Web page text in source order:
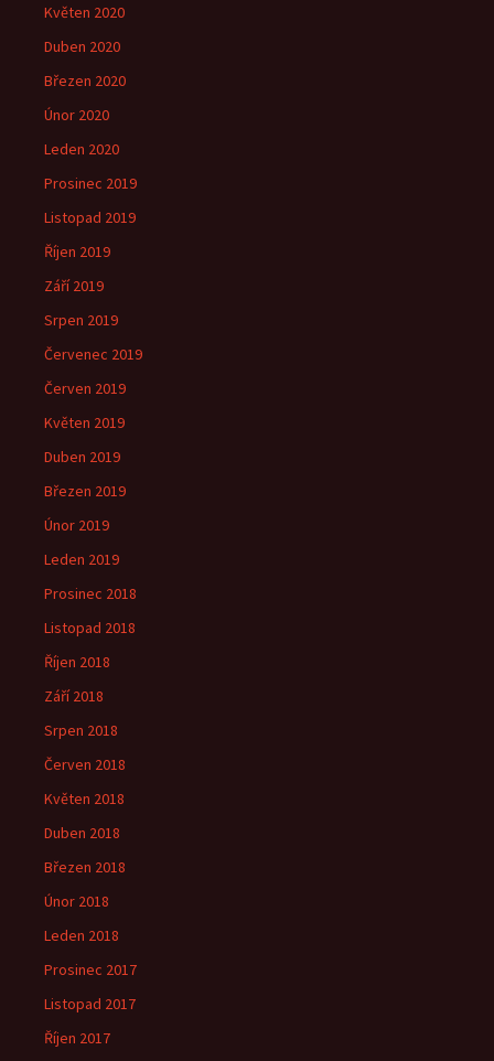
Květen 2020
Duben 2020
Březen 2020
Únor 2020
Leden 2020
Prosinec 2019
Listopad 2019
Říjen 2019
Září 2019
Srpen 2019
Červenec 2019
Červen 2019
Květen 2019
Duben 2019
Březen 2019
Únor 2019
Leden 2019
Prosinec 2018
Listopad 2018
Říjen 2018
Září 2018
Srpen 2018
Červen 2018
Květen 2018
Duben 2018
Březen 2018
Únor 2018
Leden 2018
Prosinec 2017
Listopad 2017
Říjen 2017